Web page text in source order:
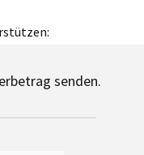
senden.